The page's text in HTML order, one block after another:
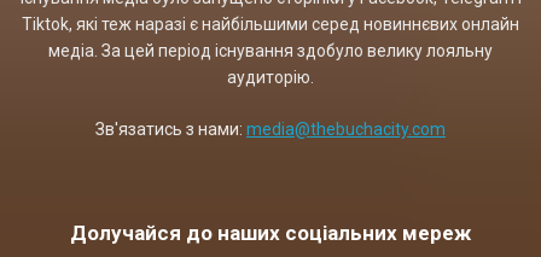
Tiktok, які теж наразі є найбільшими серед новиннєвих онлайн
медіа. За цей період існування здобуло велику лояльну
аудиторію.
Зв'язатись з нами: media@thebuchacity.com
Долучайся до наших соціальних мереж